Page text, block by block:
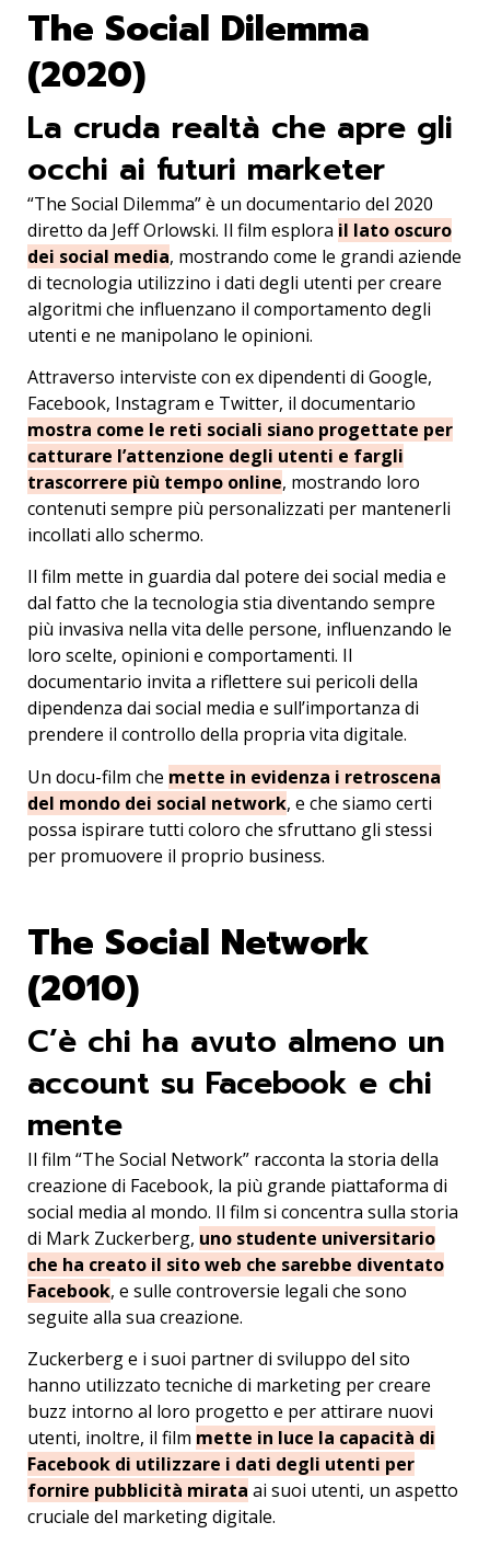
The Social Dilemma
(2020)
La cruda realtà che apre gli
occhi ai futuri marketer
“The Social Dilemma” è un documentario del 2020
diretto da Jeff Orlowski. Il film esplora il lato oscuro
dei social media, mostrando come le grandi aziende
di tecnologia utilizzino i dati degli utenti per creare
algoritmi che influenzano il comportamento degli
utenti e ne manipolano le opinioni.
Attraverso interviste con ex dipendenti di Google,
Facebook, Instagram e Twitter, il documentario
mostra come le reti sociali siano progettate per
catturare l’attenzione degli utenti e fargli
trascorrere più tempo online, mostrando loro
contenuti sempre più personalizzati per mantenerli
incollati allo schermo.
Il film mette in guardia dal potere dei social media e
dal fatto che la tecnologia stia diventando sempre
più invasiva nella vita delle persone, influenzando le
loro scelte, opinioni e comportamenti. Il
documentario invita a riflettere sui pericoli della
dipendenza dai social media e sull’importanza di
prendere il controllo della propria vita digitale.
Un docu-film che mette in evidenza i retroscena
del mondo dei social network, e che siamo certi
possa ispirare tutti coloro che sfruttano gli stessi
per promuovere il proprio business.
The Social Network
(2010)
C’è chi ha avuto almeno un
account su Facebook e chi
mente
Il film “The Social Network” racconta la storia della
creazione di Facebook, la più grande piattaforma di
social media al mondo. Il film si concentra sulla storia
di Mark Zuckerberg, uno studente universitario
che ha creato il sito web che sarebbe diventato
Facebook, e sulle controversie legali che sono
seguite alla sua creazione.
Zuckerberg e i suoi partner di sviluppo del sito
hanno utilizzato tecniche di marketing per creare
buzz intorno al loro progetto e per attirare nuovi
utenti, inoltre, il film mette in luce la capacità di
Facebook di utilizzare i dati degli utenti per
fornire pubblicità mirata ai suoi utenti, un aspetto
cruciale del marketing digitale.